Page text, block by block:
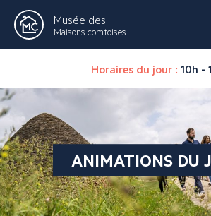
Musée des
Maisons comtoises
Horaires du jour : 10h -
ANIMATIONS DU